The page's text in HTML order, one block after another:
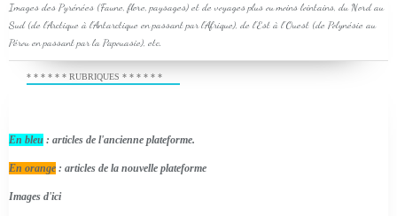
Images des Pyrénées (Faune, flore, paysages) et de voyages plus ou moins lointains, du Nord au
Sud (de l'Arctique à l'Antarctique en passant par l'Afrique), de l'Est à l'Ouest (de Polynésie au
Pérou en passant par la Papouasie), etc.
* * * * * * RUBRIQUES * * * * * *
En bleu : articles de l'ancienne plateforme.
En orange : articles de la nouvelle plateforme
Images d'ici